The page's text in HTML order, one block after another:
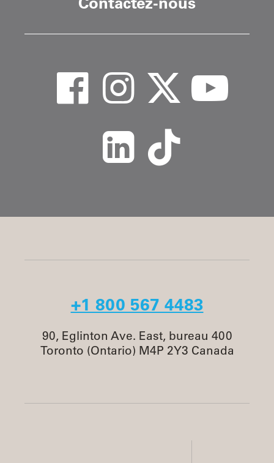
+1 800 567 4483
90, Eglinton Ave. East, bureau 400
Toronto (Ontario) M4P 2Y3 Canada